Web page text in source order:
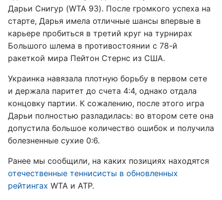
Дарьи Снигур (WTA 93). После громкого успеха на
старте, Дарья имела отличные шансы впервые в
карьере пробиться в третий круг на турнирах
Большого шлема в противостоянии с 78-й
ракеткой мира Пейтон Стернс из США.
Украинка навязала плотную борьбу в первом сете
и держала паритет до счета 4:4, однако отдала
концовку партии. К сожалению, после этого игра
Дарьи полностью разладилась: во втором сете она
допустила большое количество ошибок и получила
болезненные сухие 0:6.
Ранее мы сообщили, на каких позициях находятся
отечественные теннисисты в обновленных
рейтингах WTA и ATP.